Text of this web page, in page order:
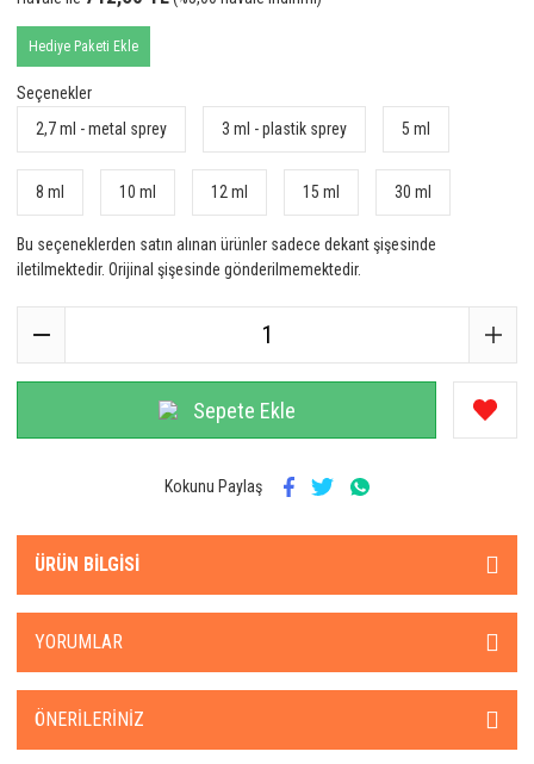
Hediye Paketi Ekle
Seçenekler
2,7 ml - metal sprey
3 ml - plastik sprey 5 ml
8 ml 10 ml 12 ml 15 ml 30 ml
Bu seçeneklerden satın alınan ürünler sadece dekant şişesinde
iletilmektedir. Orijinal şişesinde gönderilmemektedir.
Sepete Ekle
Kokunu Paylaş
ÜRÜN BILGISI
YORUMLAR
ÖNERILERINIZ